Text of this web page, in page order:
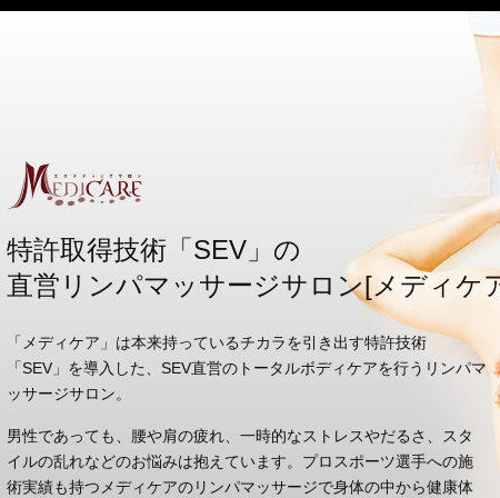
特許取得技術「SEV」の
直営リンパマッサージサロン[メディケ
「メディケア」は本来持っているチカラを引き出す特許技術
「SEV」を導入した、SEV直営のトータルボディケアを行うリンパマ
ッサージサロン。
男性であっても、腰や肩の疲れ、一時的なストレスやだるさ、スタ
イルの乱れなどのお悩みは抱えています。プロスポーツ選手への施
術実績も持つメディケアのリンパマッサージで身体の中から健康体